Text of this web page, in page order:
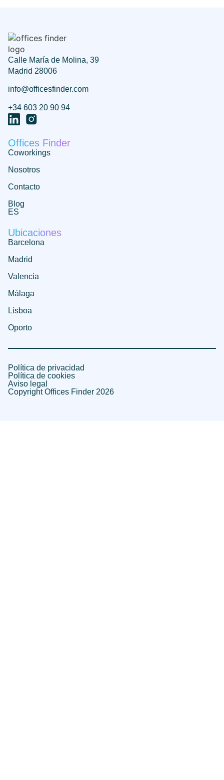
Calle María de Molina, 39
Madrid 28006
info@officesfinder.com
+34 603 20 90 94
Offices Finder
Coworkings
Nosotros
Contacto
Blog
ES
Ubicaciones
Barcelona
Madrid
Valencia
Málaga
Lisboa
Oporto
Política de privacidad
Política de cookies
Aviso legal
Copyright Offices Finder 2026